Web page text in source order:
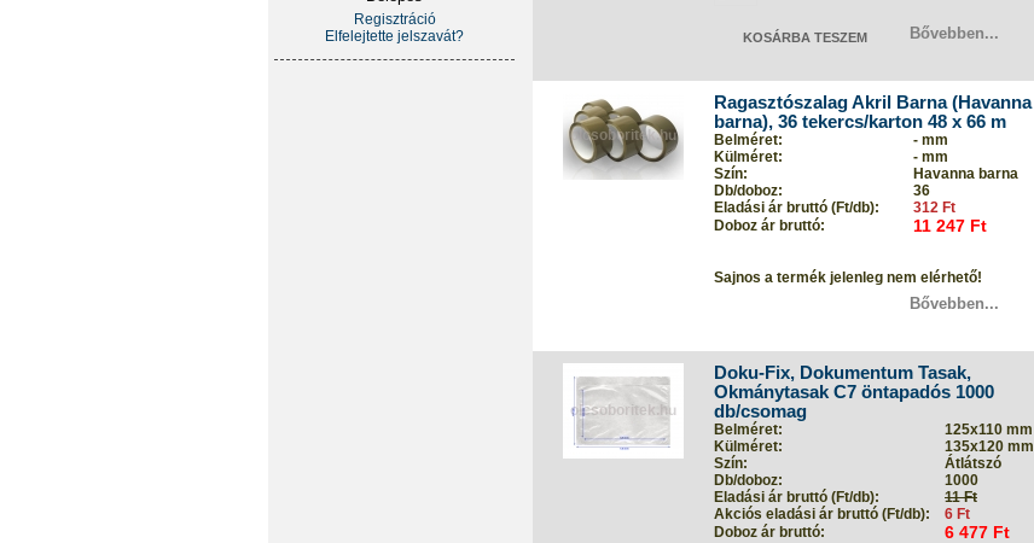
Regisztráció
Elfelejtette jelszavát?
Bővebben...
Ragasztószalag Akril Barna (Havanna
barna), 36 tekercs/karton 48 x 66 m
Belméret:
- mm
Külméret:
- mm
Szín:
Havanna barna
Db/doboz:
36
Eladási ár bruttó (Ft/db):
312 Ft
Doboz ár bruttó:
11 247 Ft
Sajnos a termék jelenleg nem elérhető!
Bővebben...
Doku-Fix, Dokumentum Tasak,
Okmánytasak C7 öntapadós 1000
db/csomag
Belméret:
125x110 mm
Külméret:
135x120 mm
Szín:
Átlátszó
Db/doboz:
1000
Eladási ár bruttó (Ft/db):
11 Ft
Akciós eladási ár bruttó (Ft/db):
6 Ft
Doboz ár bruttó:
6 477 Ft